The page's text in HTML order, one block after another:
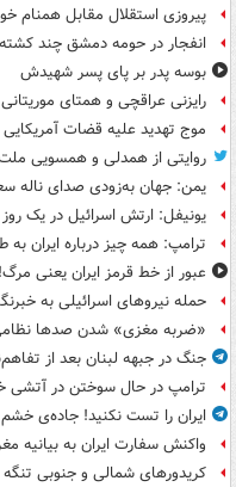
پیروزی استقلال مقابل همنام
انفجار در حومه دمشق چند
بوسه‌ پدر بر پای پسر شهیدش
رایزنی عراقچی و همتای
موج تهدید علیه قضات
روایتی از همدلی و همسویی
یمن: جهان به‌زودی صدای ناله
یونیفل: ارتش اسرائیل در یک روز ۱۱۳ توپ به جنوب لبنان شلیک کرده است
ترامپ: همه چیز درباره ایران
عبور از خط قرمز ایران یعنی مرگ!
حمله نیروهای اسرائیلی به
«ضربه مغزی» شدن صدها نظامی
جنگ در جبهه لبنان بعد از
ترامپ در حال سوختن در آتشی
ایران را تست نکنید! جاده‌ی خشم
واکنش سفارت ایران به بیانیه
کریدورهای شمالی و جنوبی